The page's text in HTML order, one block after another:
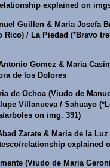
explained on
Guillen & Maria Josefa
Rico) / La Piedad (*Bravo
Gomez & Maria
de los Dolores
de Ochoa (Viudo de
Villanueva / Sahuayo
arboles on img. 391)
Zarate & Maria de la
relationship explained
(Viudo de Maria